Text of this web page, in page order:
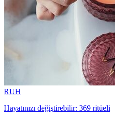
RUH
Hayatınızı değiştirebilir: 369 ritüeli